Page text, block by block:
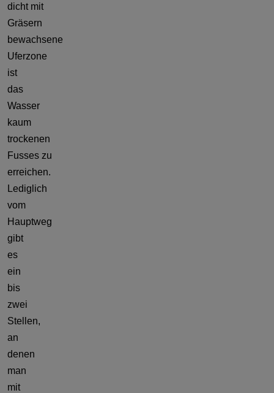
dicht mit
Gräsern
bewachsene
Uferzone
ist
das
Wasser
kaum
trockenen
Fusses zu
erreichen.
Lediglich
vom
Hauptweg
gibt
es
ein
bis
zwei
Stellen,
an
denen
man
mit